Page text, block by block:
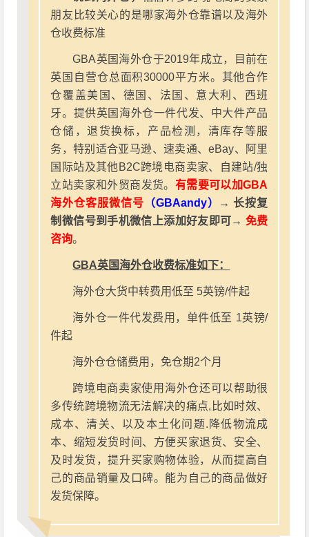
朋友比较关心的是哪家海外仓靠谱以及海外
仓收费标准
GBA英国海外仓于2019年成立，目前在
英国自营仓总面积30000平方米。其他合作
仓覆盖美国、德国、法国、意大利、西班
牙。提供英国海外仓一件代发、中大件产品
仓储，退货换标，产品检测，清库存等服
务，特别适合亚马逊、速卖通、eBay、阿里
国际站及其他B2C跨境电商卖家、自建站/独
立站卖家和外贸商发货。 有需要可以加GBA
海外仓客服微信号 （GBAandy）
→ 长按复
制微信号到手机微信上添加好友即可→ 免费
咨询。
GBA英国海外仓收费标准如下：
海外仓大货中转费用低至 5英镑/件起
海外仓一件代发费用，单件低至 1英镑/
件起
海外仓仓储费用，免仓期2个月
跨境电商卖家使用海外仓还可以帮助很
多传统跨境物流无法解决的痛点,比如时效、
成本、清关、以及本土化问题.降低物流成
本、缩短发货时间、方便买家退货、安全、
及时发货，提升买家购物体验，从而提高自
己的商品销量及口碑。能为自己的商品做好
发货保障。